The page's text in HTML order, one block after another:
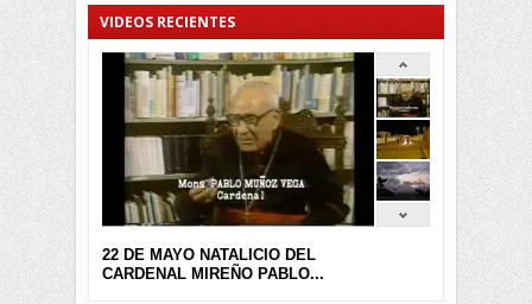
VIDEOS RECIENTES
22 DE MAYO NATALICIO DEL
CARDENAL MIREÑO PABLO...